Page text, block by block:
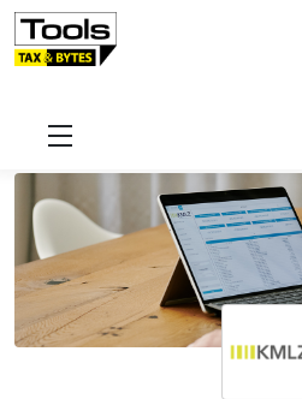
Startseite